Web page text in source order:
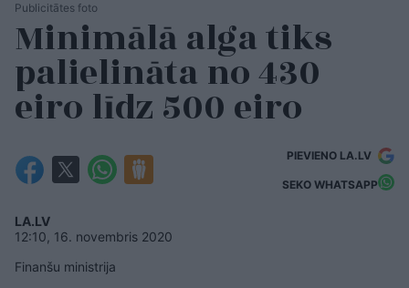
Publicitātes foto
Minimālā alga tiks
palielināta no 430
eiro līdz 500 eiro
PIEVIENO LA.LV
SEKO WHATSAPP
LA.LV
12:10, 16. novembris 2020
Finanšu ministrija